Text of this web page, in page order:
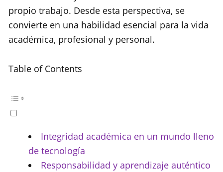
propio trabajo. Desde esta perspectiva, se
convierte en una habilidad esencial para la vida
académica, profesional y personal.
Table of Contents
Integridad académica en un mundo lleno
de tecnología
Responsabilidad y aprendizaje auténtico